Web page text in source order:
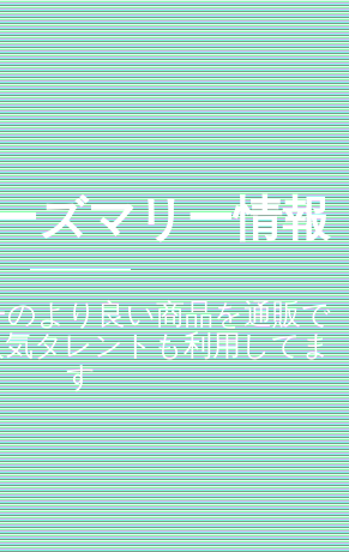
ズマリー情報
より良い商品を通販で
タレントも利用してま
す